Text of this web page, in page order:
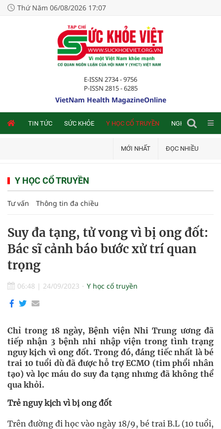
Thứ Năm 06/08/2026 17:07
E-ISSN 2734 - 9756
P-ISSN 2815 - 6285
VietNam Health MagazineOnline
TIN TỨC SỨC KHỎE Y HỌC CỔ TRUYỀN NGHIÊN CỨU
MỚI NHẤT ĐỌC NHIỀU
Y HỌC CỔ TRUYỀN
Tư vấn Thông tin đa chiều
Suy đa tạng, tử vong vì bị ong đốt:
Bác sĩ cảnh báo bước xử trí quan
trọng
06:48 | 24/09/2023 Y học cổ truyền
Chỉ trong 18 ngày, Bệnh viện Nhi Trung ương đã
tiếp nhận 3 bệnh nhi nhập viện trong tình trạng
nguy kịch vì ong đốt. Trong đó, đáng tiếc nhất là bé
trai 10 tuổi dù đã được hỗ trợ ECMO (tim phổi nhân
tạo) và lọc máu do suy đa tạng nhưng đã không thể
qua khỏi.
Trẻ nguy kịch vì bị ong đốt
Trên đường đi học vào ngày 18/9, bé trai B.L (10 tuổi,